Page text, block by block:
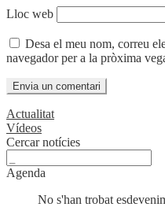
Lloc web
Desa el meu nom, correu
navegador per a la pròxima
Actualitat
Vídeos
Cercar notícies
Agenda
No s'han trobat